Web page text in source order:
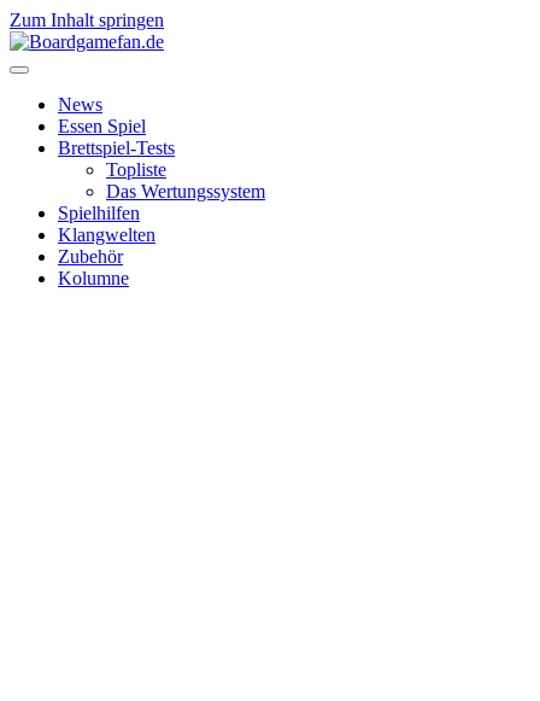
Zum Inhalt springen
News
Essen Spiel
Brettspiel-Tests
Topliste
Das Wertungssystem
Spielhilfen
Klangwelten
Zubehör
Kolumne